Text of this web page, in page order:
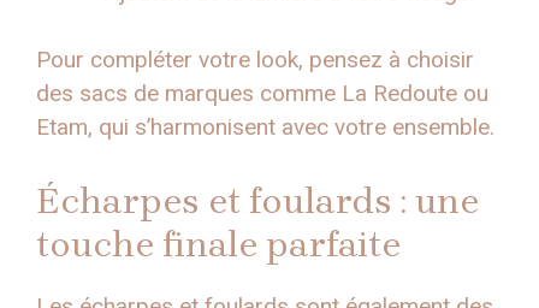
Pour compléter votre look, pensez à choisir
des sacs de marques comme La Redoute ou
Etam, qui s’harmonisent avec votre ensemble.
Écharpes et foulards : une
touche finale parfaite